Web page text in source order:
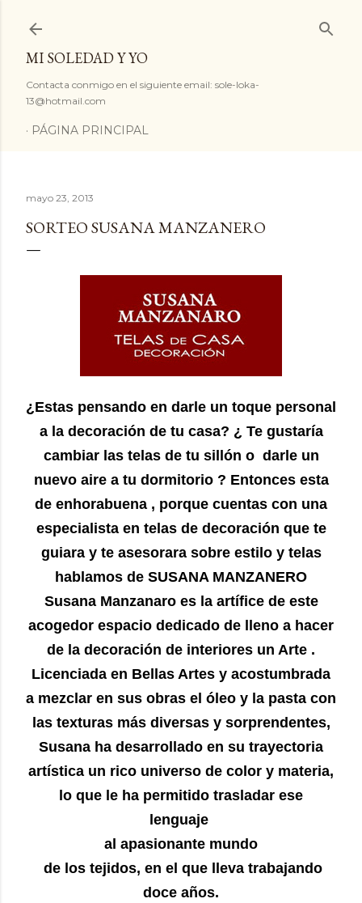
MI SOLEDAD Y YO
Contacta conmigo en el siguiente email: sole-loka-
13@hotmail.com
PÁGINA PRINCIPAL
mayo 23, 2013
SORTEO SUSANA MANZANERO
¿Estas pensando en darle un toque personal
a la decoración de tu casa? ¿ Te gustaría
cambiar las telas de tu sillón o darle un
nuevo aire a tu dormitorio ? Entonces esta
de enhorabuena , porque cuentas con una
especialista en telas de decoración que te
guiara y te asesorara sobre estilo y telas
hablamos de SUSANA MANZANERO
Susana Manzanaro es la artífice de este
acogedor espacio dedicado de lleno a hacer
de la decoración de interiores un Arte .
Licenciada en Bellas Artes y acostumbrada
a mezclar en sus obras el óleo y la pasta con
las texturas más diversas y sorprendentes,
Susana ha desarrollado en su trayectoria
artística un rico universo de color y materia,
lo que le ha permitido trasladar ese
lenguaje
al apasionante mundo
de los tejidos, en el que lleva trabajando
doce años.